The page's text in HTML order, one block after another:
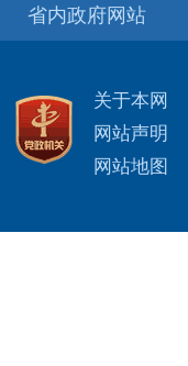
省内政府网站
关于本网
网站声明
网站地图